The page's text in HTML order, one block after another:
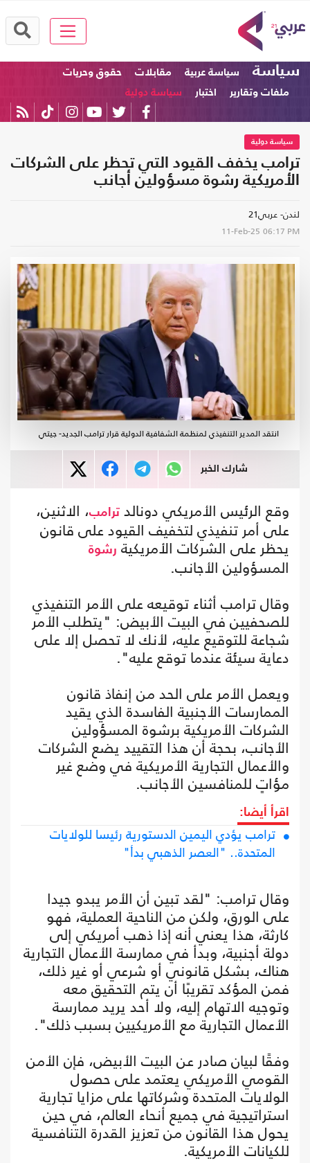
سياسة سياسة عربية مقابلات
حقوق وحريات
ملفات وتقارير
اختبار سياسة دولية
سياسة دولية
ترامب يخفف القيود التي تحظر على الشركات
الأمريكية رشوة مسؤولين أجانب
لندن- عربي21
11-Feb-25 06:17 PM
انتقد المدير التنفيذي لمنظمة الشفافية الدولية قرار ترامب الجديد- جيتي
شارك الخبر
وقع الرئيس الأمريكي دونالد ترامب، الاثنين،
على أمر تنفيذي لتخفيف القيود على قانون
يحظر على الشركات الأمريكية رشوة
المسؤولين الأجانب.
وقال ترامب أثناء توقيعه على الأمر التنفيذي
للصحفيين في البيت الأبيض: "يتطلب الأمر
شجاعة للتوقيع عليه، لأنك لا تحصل إلا على
دعاية سيئة عندما توقع عليه".
ويعمل الأمر على الحد من إنفاذ قانون
الممارسات الأجنبية الفاسدة الذي يقيد
الشركات الأمريكية برشوة المسؤولين
الأجانب، بحجة أن هذا التقييد يضع الشركات
والأعمال التجارية الأمريكية في وضع غير
مؤاتٍ للمنافسين الأجانب.
اقرأ أيضا:
ترامب يؤدي اليمين الدستورية رئيسا للولايات
المتحدة.. "العصر الذهبي بدأ"
وقال ترامب: "لقد تبين أن الأمر يبدو جيدا
على الورق، ولكن من الناحية العملية، فهو
كارثة، هذا يعني أنه إذا ذهب أمريكي إلى
دولة أجنبية، وبدأ في ممارسة الأعمال التجارية
هناك، بشكل قانوني أو شرعي أو غير ذلك،
فمن المؤكد تقريبًا أن يتم التحقيق معه
وتوجيه الاتهام إليه، ولا أحد يريد ممارسة
الأعمال التجارية مع الأمريكيين بسبب ذلك".
وفقًا لبيان صادر عن البيت الأبيض، فإن الأمن
القومي الأمريكي يعتمد على حصول
الولايات المتحدة وشركاتها على مزايا تجارية
استراتيجية في جميع أنحاء العالم، في حين
يحول هذا القانون من تعزيز القدرة التنافسية
للكيانات الأمريكية.